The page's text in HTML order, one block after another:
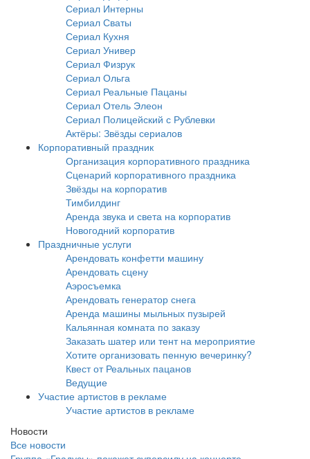
Сериал Интерны
Сериал Сваты
Сериал Кухня
Сериал Универ
Сериал Физрук
Сериал Ольга
Сериал Реальные Пацаны
Сериал Отель Элеон
Сериал Полицейский с Рублевки
Актёры: Звёзды сериалов
Корпоративный праздник
Организация корпоративного праздника
Сценарий корпоративного праздника
Звёзды на корпоратив
Тимбилдинг
Аренда звука и света на корпоратив
Новогодний корпоратив
Праздничные услуги
Арендовать конфетти машину
Арендовать сцену
Аэросъемка
Арендовать генератор снега
Аренда машины мыльных пузырей
Кальянная комната по заказу
Заказать шатер или тент на мероприятие
Хотите организовать пенную вечеринку?
Квест от Реальных пацанов
Ведущие
Участие артистов в рекламе
Участие артистов в рекламе
Новости
Все новости